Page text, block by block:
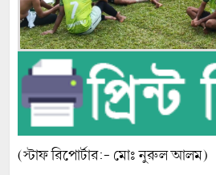
(স্টাফ রিপোর্টার:- মোঃ নুরুল আলম)